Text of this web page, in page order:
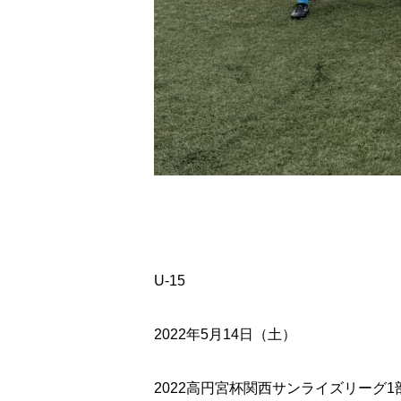
U-15
2022年5月 14日（土）
2022高円宮杯関西サンライズリーグ1